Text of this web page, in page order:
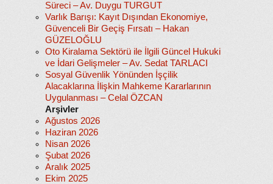
Süreci – Av. Duygu TURGUT
Varlık Barışı: Kayıt Dışından Ekonomiye,
Güvenceli Bir Geçiş Fırsatı – Hakan
GÜZELOĞLU
Oto Kiralama Sektörü ile İlgili Güncel Hukuki
ve İdari Gelişmeler – Av. Sedat TARLACI
Sosyal Güvenlik Yönünden İşçilik
Alacaklarına İlişkin Mahkeme Kararlarının
Uygulanması – Celal ÖZCAN
Arşivler
Ağustos 2026
Haziran 2026
Nisan 2026
Şubat 2026
Aralık 2025
Ekim 2025